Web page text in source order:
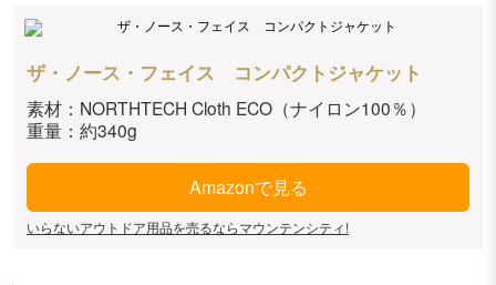
ザ・ノース・フェイス コンパクトジャケット
素材：NORTHTECH Cloth ECO（ナイロン100％）
重量：約340g
Amazonで見る
いらないアウトドア用品を売るならマウンテンシティ!